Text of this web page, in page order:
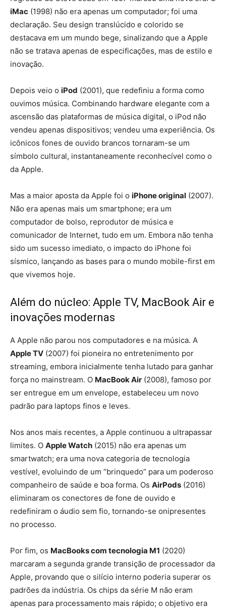
iMac (1998) não era apenas um computador; foi uma
declaração. Seu design translúcido e colorido se
destacava em um mundo bege, sinalizando que a Apple
não se tratava apenas de especificações, mas de estilo e
inovação.
Depois veio o iPod (2001), que redefiniu a forma como
ouvimos música. Combinando hardware elegante com a
ascensão das plataformas de música digital, o iPod não
vendeu apenas dispositivos; vendeu uma experiência. Os
icônicos fones de ouvido brancos tornaram-se um
símbolo cultural, instantaneamente reconhecível como o
da Apple.
Mas a maior aposta da Apple foi o iPhone original (2007).
Não era apenas mais um smartphone; era um
computador de bolso, reprodutor de música e
comunicador de Internet, tudo em um. Embora não tenha
sido um sucesso imediato, o impacto do iPhone foi
sísmico, lançando as bases para o mundo mobile-first em
que vivemos hoje.
Além do núcleo: Apple TV, MacBook Air e
inovações modernas
A Apple não parou nos computadores e na música. A
Apple TV (2007) foi pioneira no entretenimento por
streaming, embora inicialmente tenha lutado para ganhar
força no mainstream. O MacBook Air (2008), famoso por
ser entregue em um envelope, estabeleceu um novo
padrão para laptops finos e leves.
Nos anos mais recentes, a Apple continuou a ultrapassar
limites. O Apple Watch (2015) não era apenas um
smartwatch; era uma nova categoria de tecnologia
vestível, evoluindo de um “brinquedo” para um poderoso
companheiro de saúde e boa forma. Os AirPods (2016)
eliminaram os conectores de fone de ouvido e
redefiniram o áudio sem fio, tornando-se onipresentes
no processo.
Por fim, os MacBooks com tecnologia M1 (2020)
marcaram a segunda grande transição de processador da
Apple, provando que o silício interno poderia superar os
padrões da indústria. Os chips da série M não eram
apenas para processamento mais rápido; o objetivo era